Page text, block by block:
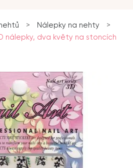
> Nálepky na nehty
>
nálepky, dva květy na stoncích